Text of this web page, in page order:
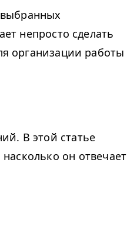
непросто сделать
организации работы
В этой статье
он отвечает